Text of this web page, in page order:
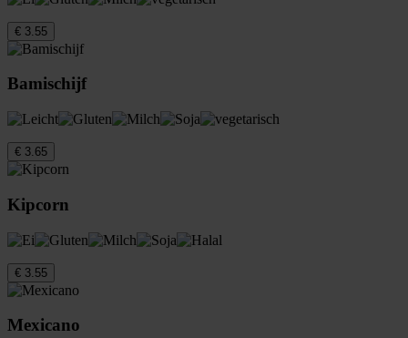
€ 3.55
Bamischijf
€ 3.65
Kipcorn
€ 3.55
Mexicano